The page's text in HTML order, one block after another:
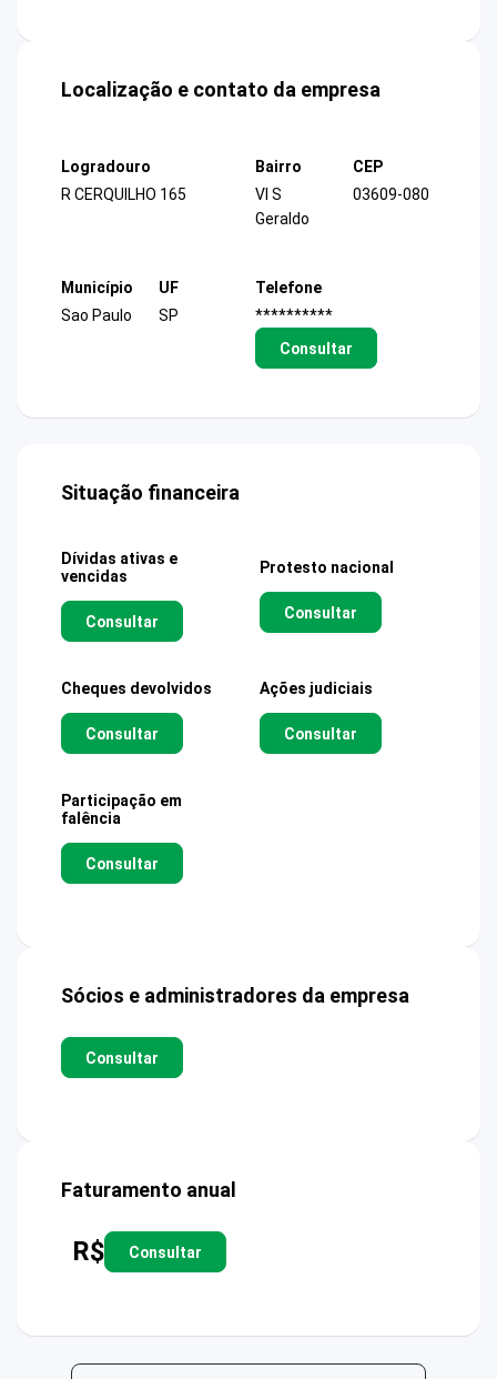
Localização e contato da empresa
Logradouro
R CERQUILHO 165
Bairro
Vl S
Geraldo
CEP
03609-080
Município
Sao Paulo
UF
SP
Telefone
**********
Consultar
Situação financeira
Dívidas ativas e
vencidas
Consultar
Protesto nacional
Consultar
Cheques devolvidos
Consultar
Ações judiciais
Consultar
Participação em
falência
Consultar
Sócios e administradores da empresa
Consultar
Faturamento anual
R$ Consultar